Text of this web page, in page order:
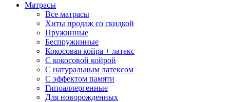
Матрасы
Все матрасы
Хиты продаж со скидкой
Пружинные
Беспружинные
Кокосовая койра + латекс
С кокосовой койрой
С натуральным латексом
С эффектом памяти
Гипоаллергенные
Для новорожденных